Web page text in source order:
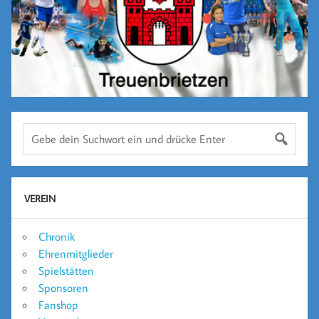
VEREIN
Chronik
Ehrenmitglieder
Spielstätten
Sponsoren
Fanshop